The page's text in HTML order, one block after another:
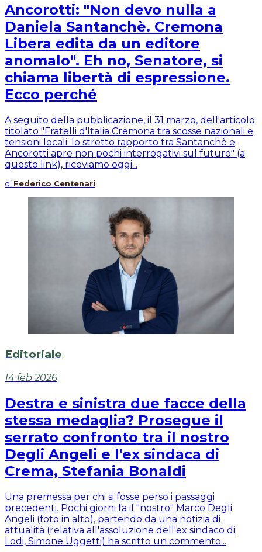
Ancorotti: "Non devo nulla a
Daniela Santanchè. Cremona
Libera edita da un editore
anomalo". Eh no, Senatore, si
chiama libertà di espressione.
Ecco perché
A seguito della pubblicazione, il 31 marzo, dell'articolo
titolato "Fratelli d'Italia Cremona tra scosse nazionali e
tensioni locali: lo stretto rapporto tra Santanchè e
Ancorotti apre non pochi interrogativi sul futuro" (a
questo link), riceviamo oggi...
di Federico Centenari
Editoriale
14 feb 2026
Destra e sinistra due facce della
stessa medaglia? Prosegue il
serrato confronto tra il nostro
Degli Angeli e l'ex sindaca di
Crema, Stefania Bonaldi
Una premessa per chi si fosse perso i passaggi
precedenti. Pochi giorni fa il "nostro" Marco Degli
Angeli (foto in alto), partendo da una notizia di
attualità (relativa all'assoluzione dell'ex sindaco di
Lodi, Simone Uggetti) ha scritto un commento...